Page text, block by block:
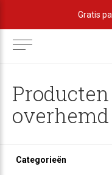
Gratis
overhemd
Categorieën